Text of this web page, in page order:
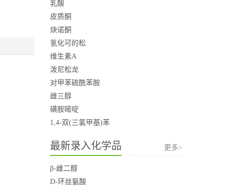
乳酸
皮质酮
炔诺酮
氢化可的松
维生素A
泼尼松龙
对甲苯硫酰苯胺
雌三醇
磺胺嘧啶
1,4-双(三氯甲基)苯
最新录入化学品 更多>
β-雌二醇
D-环丝氨酸